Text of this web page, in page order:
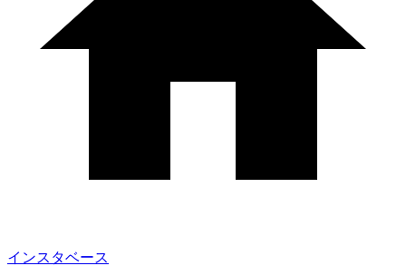
インスタベース